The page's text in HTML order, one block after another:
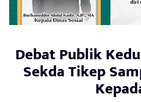
Debat Publik
Sekda Tikep